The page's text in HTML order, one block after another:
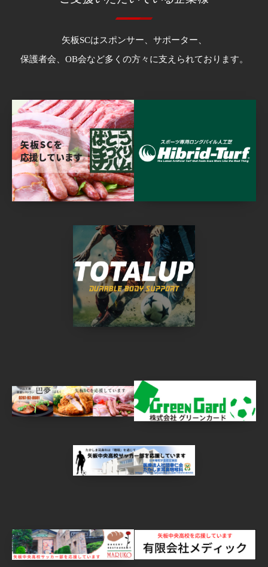
矢板SCはスポンサー、サポーター、
保護者会、OB会など多くの方々に支えられております。